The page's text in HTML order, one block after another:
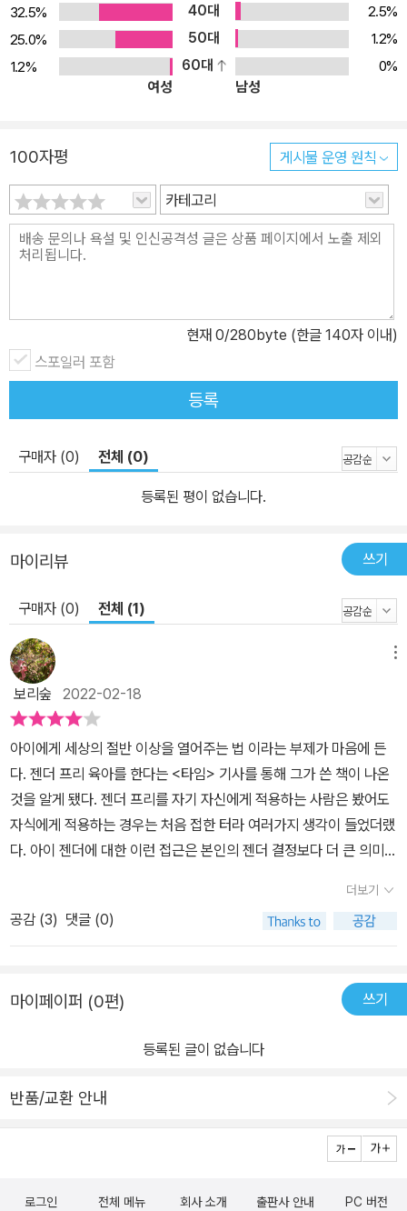
번쯤 의심해보고 낯설게 바라보도록 만드는 책이다. 카일 마이어스는
테드엑스(TEDx)에서 “성평등을 원하세요? 그러면 창의적으로 아이
를 키워봅시다”(https://youtu.be/12t7PYilNQQ)라는 강연을 통
해 어렸을 때부터 성별에 따라 굳어진 편견을 깨는 방향으로 키워야
는 자신의 아이 ‘주머’의 출생부터 양육 과정을 인스타그램으로 생중
계해왔다. 『젠더 프리』는 아이의 성별을 드러내지 않은 채 젠더 역할
을 부과하지 않는 새로운 육아법을 용감하게 실천한 육아 모험기를
담았다. ‘남자인지 여자인지’ 집요하게 묻는 세상을 향해 주머는 통쾌
하게 대답한다. “내 이름은 주머, 나는 그냥 사람이야!” 차별을 지우고
차이를 존중하며 평등을 외치다! 저자는 이 전복적인 육아법의 목표
히 한다. 남녀 성평등 사회라는 이상이 실현되려면 당면 과제들에 대
한 해결도 필요하겠지만, 근본적으로 아이들이 길러지는 방식의 변화
에서부터 출발해야 한다는 문제의식이 돋보인다. 자신이 성평등을 실
현시키는 사회학자로 자라게 된 어린 시절의 경험과 사회화 이야기,
그리고 현재 자신의 남편과 젠더 프리 육아를 하기로 결심한 배경과
그 과정에서 저자와 그 가족이 부딪힌 여러 가지 사건들을 흥미롭게
다루고 있다. 『젠더 프리』는 부모나 젠더 프리 육아를 실천하는 이들
만을 위한 책이 아니다. 한때 어린이였고, 젠더의 영향을 받는 문화권
육 과정을 돌아보고, 젠더에 따른 기대와 기준들이 사회화 과정에 어
떻게 녹아들어서 현재 자신의 정체성과 세상을 보는 관점을 형성하는
데 영향을 미쳤는지 생각해보게 된다. 또한 스스로의 마음속에 깃든
편견과 억압에 맞서도록 끊임없이 영감을 준다. 계속해서 자신에게
새로운 질문을 던지는 한, 결코 늦지 않았다. 『젠더 프리』는 세상의 절
반 이상을 열어주며, 내일의 나를 조금 더 자유롭게 만드는 놀라운 책
이다.
32.5%
40대
2.5%
25.0%
50대
1.2%
1.2%
60대
0%
여성
남성
100자평 게시물 운영 원칙
카테고리
현재 0/280byte (한글 140자 이내)
스포일러 포함
등록
구매자 (0) 전체 (0)
등록된 평이 없습니다.
마이리뷰 쓰기
구매자 (0) 전체 (1)
보리숲 2022-02-18
아이에게 세상의 절반 이상을 열어주는 법 이라는 부제가 마음에 든
다. 젠더 프리 육아를 한다는 <타임> 기사를 통해 그가 쓴 책이 나온
것을 알게 됐다. 젠더 프리를 자기 자신에게 적용하는 사람은 봤어도
자식에게 적용하는 경우는 처음 접한 터라 여러가지 생각이 들었더랬
다. 아이 젠더에 대한 이런 접근은 본인의 젠더 결정보다 더 큰 의미가
어떻게 키울 것인가’로 확장되기 때문이다. 사람들이 이를 두려워 하
는 이유는 무엇일까. ‘혼란’ 일 것이다. 그러나 이 책은 명확히 말한다.
‘생식기 생김새 때문에 결정되어야 할 필요 없는 일들’에 대해서. 그리
더보기
공감 (3) 댓글 (0)
마이페이퍼 (0편) 쓰기
등록된 글이 없습니다
반품/교환 안내
로그인 전체 메뉴 회사 소개 출판사 안내 PC 버전